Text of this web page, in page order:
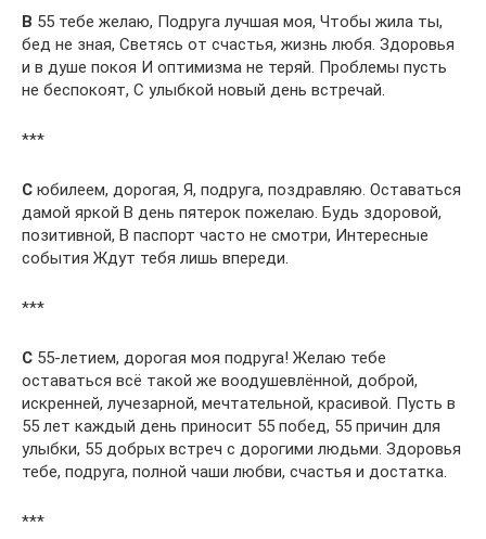
В 55 тебе желаю, Подруга лучшая моя, Чтобы жила ты,
бед не зная, Светясь от счастья, жизнь любя. Здоровья
и в душе покоя И оптимизма не теряй. Проблемы пусть
не беспокоят, С улыбкой новый день встречай.
***
С юбилеем, дорогая, Я, подруга, поздравляю. Оставаться
дамой яркой В день пятерок пожелаю. Будь здоровой,
позитивной, В паспорт часто не смотри, Интересные
события Ждут тебя лишь впереди.
***
С 55-летием, дорогая моя подруга! Желаю тебе
оставаться всё такой же воодушевлённой, доброй,
искренней, лучезарной, мечтательной, красивой. Пусть в
55 лет каждый день приносит 55 побед, 55 причин для
улыбки, 55 добрых встреч с дорогими людьми. Здоровья
тебе, подруга, полной чаши любви, счастья и достатка.
***